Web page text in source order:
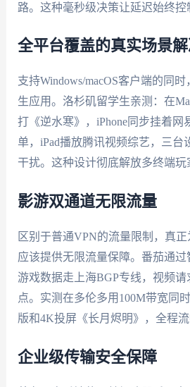
路。这种毫秒级决策让延迟始终控
全平台覆盖的真实场景
支持Windows/macOS客户端的同
生应用。洛杉矶留学生亲测：在
打《逆水寒》，iPhone同步挂着网
单，iPad播放腾讯视频综艺，三台
干扰。这种设计彻底解放多终端玩
影游双通道无限流量
区别于普通VPN的流量限制，真
应该提供无限流量保障。番茄通过
游戏数据走上海BGP专线，视频
点。实测在多伦多用100M带宽同
版和4K投屏《长月烬明》，全程流
企业级传输安全保障